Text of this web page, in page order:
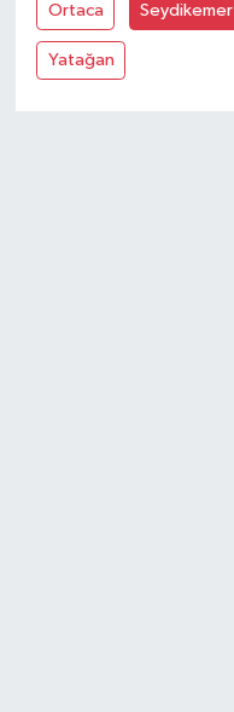
Ortaca Seydikemer
Yatağan